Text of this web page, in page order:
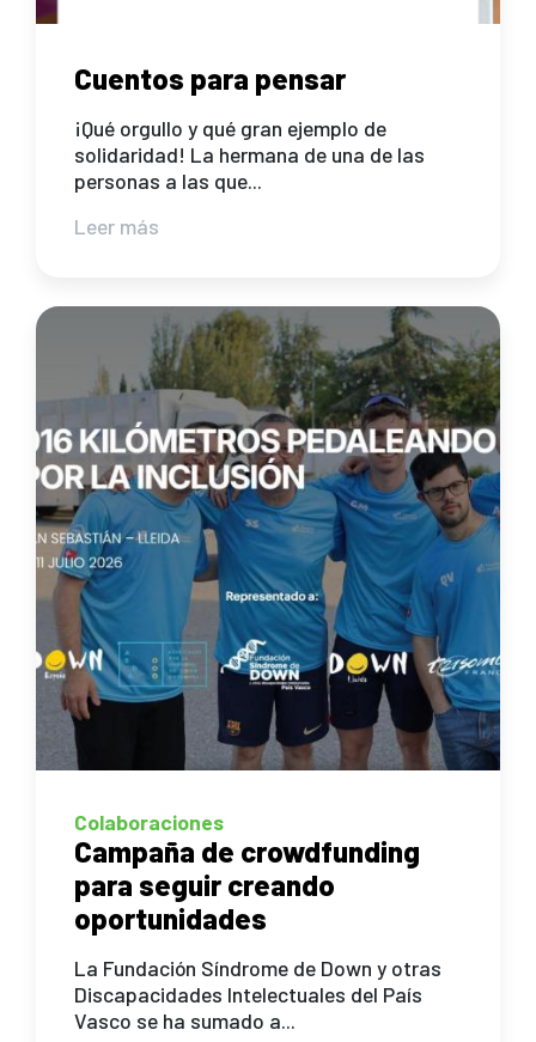
Cuentos para pensar
¡Qué orgullo y qué gran ejemplo de
solidaridad! La hermana de una de las
personas a las que...
Leer más
Colaboraciones
Campaña de crowdfunding
para seguir creando
oportunidades
La Fundación Síndrome de Down y otras
Discapacidades Intelectuales del País
Vasco se ha sumado a...